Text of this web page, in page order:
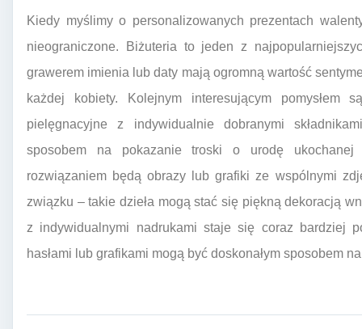
Kiedy myślimy o personalizowanych prezentach
nieograniczone. Biżuteria to jeden z
grawerem imienia lub daty mają ogromną wartość
każdej kobiety. Kolejnym interesującym pomysłem
pielęgnacyjne z indywidualnie dobranymi
sposobem na pokazanie troski o urodę ukochanej
rozwiązaniem będą obrazy lub grafiki ze wspólnymi
związku – takie dzieła mogą stać się piękną dekoracją
z indywidualnymi nadrukami staje się coraz bardziej
hasłami lub grafikami mogą być doskonałym sposobem